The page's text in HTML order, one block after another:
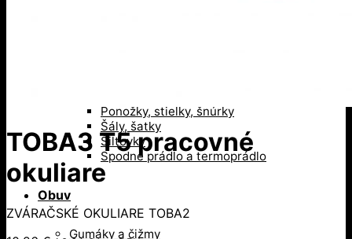
Ponožky, stielky, šnúrky
Šály, šatky
Šiltovky
Spodné prádlo a termoprádlo
Obuv
Gumáky a čižmy
TOBA3 T5 pracovné
okuliare
ZVÁRAČSKÉ OKULIARE TOBA2